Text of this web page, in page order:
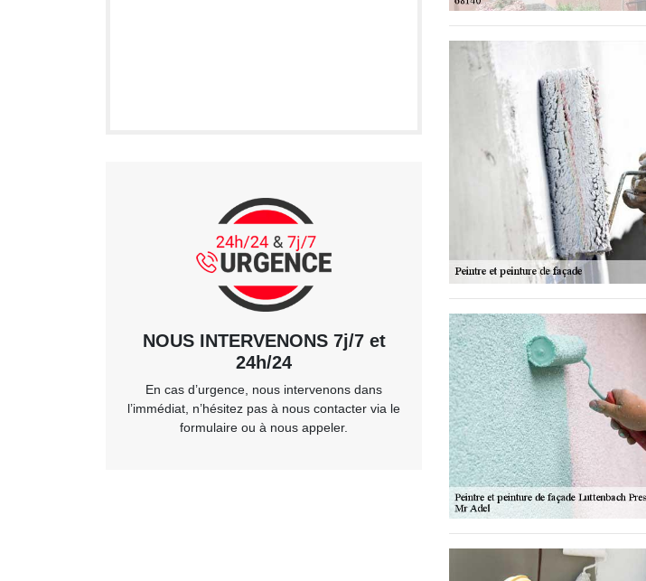
NOUS INTERVENONS 7j/7 et
24h/24
En cas d’urgence, nous intervenons dans
l’immédiat, n’hésitez pas à nous contacter via le
formulaire ou à nous appeler.